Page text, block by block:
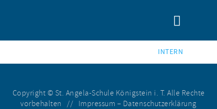
INTERN
Copyright © St. Angela-Schule Königstein i. T. Alle Rechte
vorbehalten // Impressum – Datenschutzerklärung